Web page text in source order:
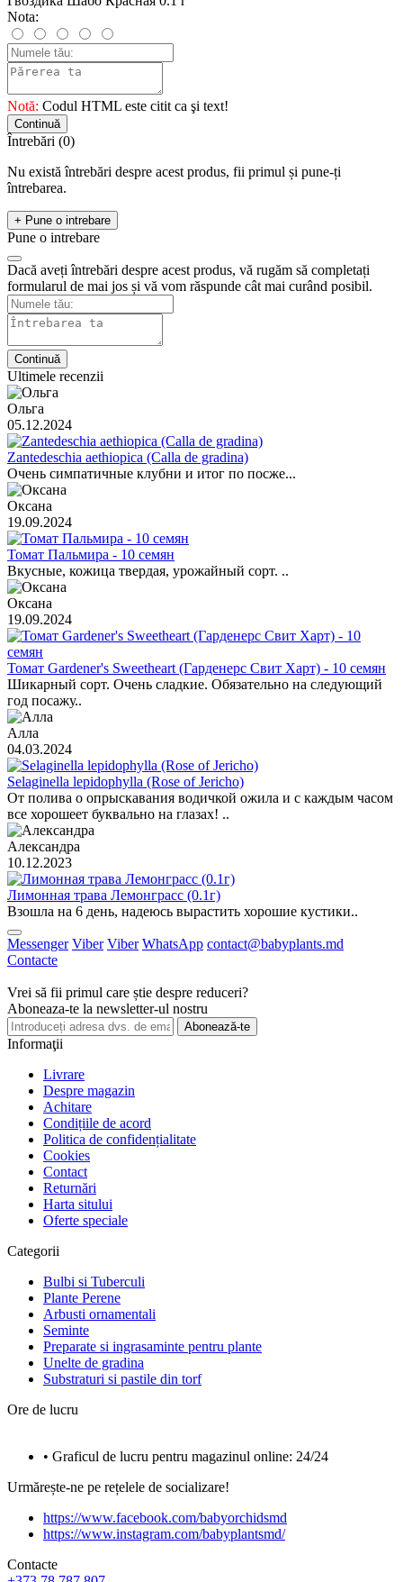
Nota:
Notă: Codul HTML este citit ca şi text!
Continuă
Întrebări (0)
Nu există întrebări despre acest produs, fii primul și pune-ți
întrebarea.
+ Pune o intrebare
Pune o intrebare
Dacă aveți întrebări despre acest produs, vă rugăm să completați
formularul de mai jos și vă vom răspunde cât mai curând posibil.
Continuă
Ultimele recenzii
Ольга
05.12.2024
Zantedeschia aethiopica (Calla de gradina)
Очень симпатичные клубни и итог по посже...
Оксана
19.09.2024
Томат Пальмира - 10 семян
Вкусные, кожица твердая, урожайный сорт. ..
Оксана
19.09.2024
Томат Gardener's Sweetheart (Гарденерс Свит Харт) - 10 семян
Шикарный сорт. Очень сладкие. Обязательно на следующий
год посажу..
Алла
04.03.2024
Selaginella lepidophylla (Rose of Jericho)
От полива о опрыскавания водичкой ожила и с каждым часом
все хорошеет буквально на глазах! ..
Александра
10.12.2023
Лимонная трава Лемонграсс (0.1г)
Взошла на 6 день, надеюсь вырастить хорошие кустики..
Messenger Viber Viber WhatsApp contact@babyplants.md
Contacte
Vrei să fii primul care știe despre reduceri?
Aboneaza-te la newsletter-ul nostru
Abonează-te
Informaţii
Livrare
Despre magazin
Achitare
Condițiile de acord
Politica de confidențialitate
Cookies
Contact
Returnări
Harta sitului
Oferte speciale
Categorii
Bulbi si Tuberculi
Plante Perene
Arbusti ornamentali
Seminte
Preparate si ingrasaminte pentru plante
Unelte de gradina
Substraturi si pastile din torf
Ore de lucru
• Graficul de lucru pentru magazinul online: 24/24
Urmărește-ne pe rețelele de socializare!
https://www.facebook.com/babyorchidsmd
https://www.instagram.com/babyplantsmd/
Contacte